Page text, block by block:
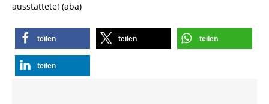
ausstattete! (aba)
teilen teilen teilen
teilen